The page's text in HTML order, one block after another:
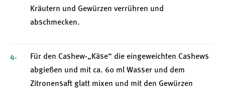
Kräutern und Gewürzen verrühren und
abschmecken.
Für den Cashew-„Käse“ die eingeweichten Cashews
abgießen und mit ca. 60 ml Wasser und dem
Zitronensaft glatt mixen und mit den Gewürzen